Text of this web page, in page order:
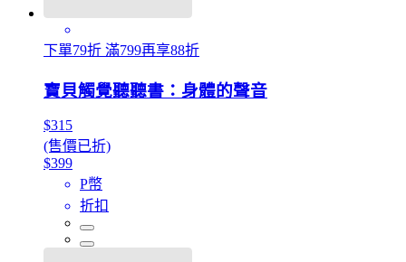
下單79折 滿799再享88折
寶貝觸覺聽聽書：身體的聲音
$315
(售價已折)
$399
P幣
折扣